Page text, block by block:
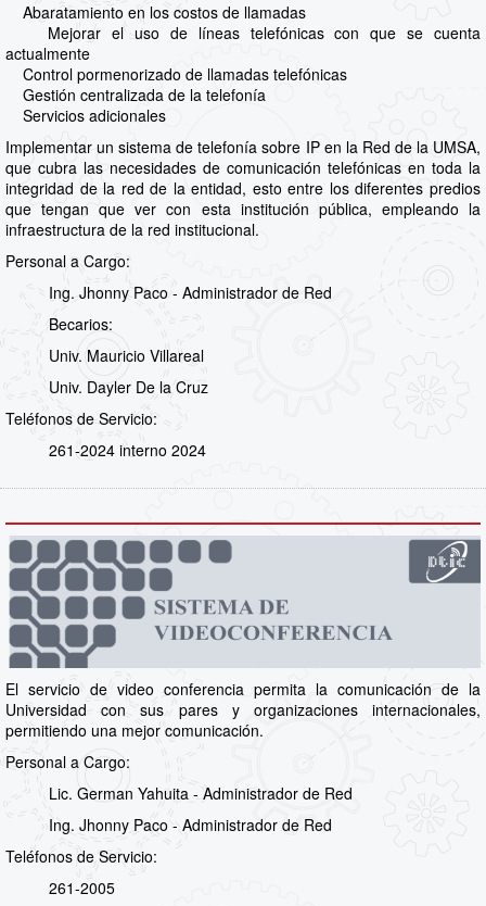
Abaratamiento en los costos de llamadas
Mejorar el uso de líneas telefónicas con que se cuenta
actualmente
Control pormenorizado de llamadas telefónicas
Gestión centralizada de la telefonía
Servicios adicionales
Implementar un sistema de telefonía sobre IP en la Red de la UMSA,
que cubra las necesidades de comunicación telefónicas en toda la
integridad de la red de la entidad, esto entre los diferentes predios
que tengan que ver con esta institución pública, empleando la
infraestructura de la red institucional.
Personal a Cargo:
Ing. Jhonny Paco - Administrador de Red
Becarios:
Univ. Mauricio Villareal
Univ. Dayler De la Cruz
Teléfonos de Servicio:
261-2024 interno 2024
El servicio de video conferencia permita la comunicación de la
Universidad con sus pares y organizaciones internacionales,
permitiendo una mejor comunicación.
Personal a Cargo:
Lic. German Yahuita - Administrador de Red
Ing. Jhonny Paco - Administrador de Red
Teléfonos de Servicio:
261-2005